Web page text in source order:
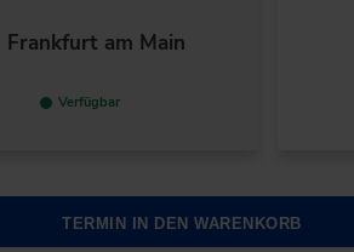
Frankfurt am Main
Verfügbar
TERMIN IN DEN WARENKORB